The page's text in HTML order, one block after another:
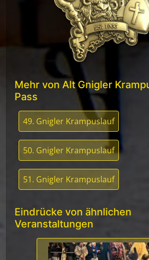
Mehr von Alt Gnigler
Pass
49. Gnigler Krampuslauf
50. Gnigler Krampuslauf
51. Gnigler Krampuslauf
Eindrücke von ähnlichen
Veranstaltungen